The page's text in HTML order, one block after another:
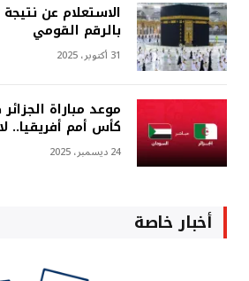
بالرقم القومي
31 أكتوبر، 2025
موعد مباراة
كأس أمم أفريقيا..
24 ديسمبر، 2025
أخبار خاصة